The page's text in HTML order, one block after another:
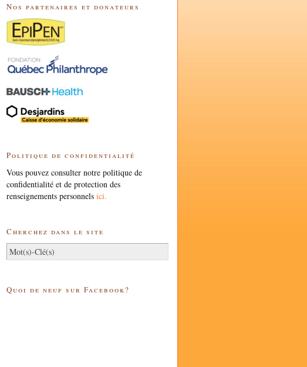
Nos partenaires et donateurs
Politique de confidentialité
Vous pouvez consulter notre politique de
confidentialité et de protection des
renseignements personnels ici.
Cherchez dans le site
Quoi de neuf sur Facebook?